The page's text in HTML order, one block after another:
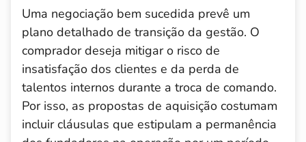
Uma negociação bem sucedida prevê um
plano detalhado de transição da gestão. O
comprador deseja mitigar o risco de
insatisfação dos clientes e da perda de
talentos internos durante a troca de comando.
Por isso, as propostas de aquisição costumam
incluir cláusulas que estipulam a permanência